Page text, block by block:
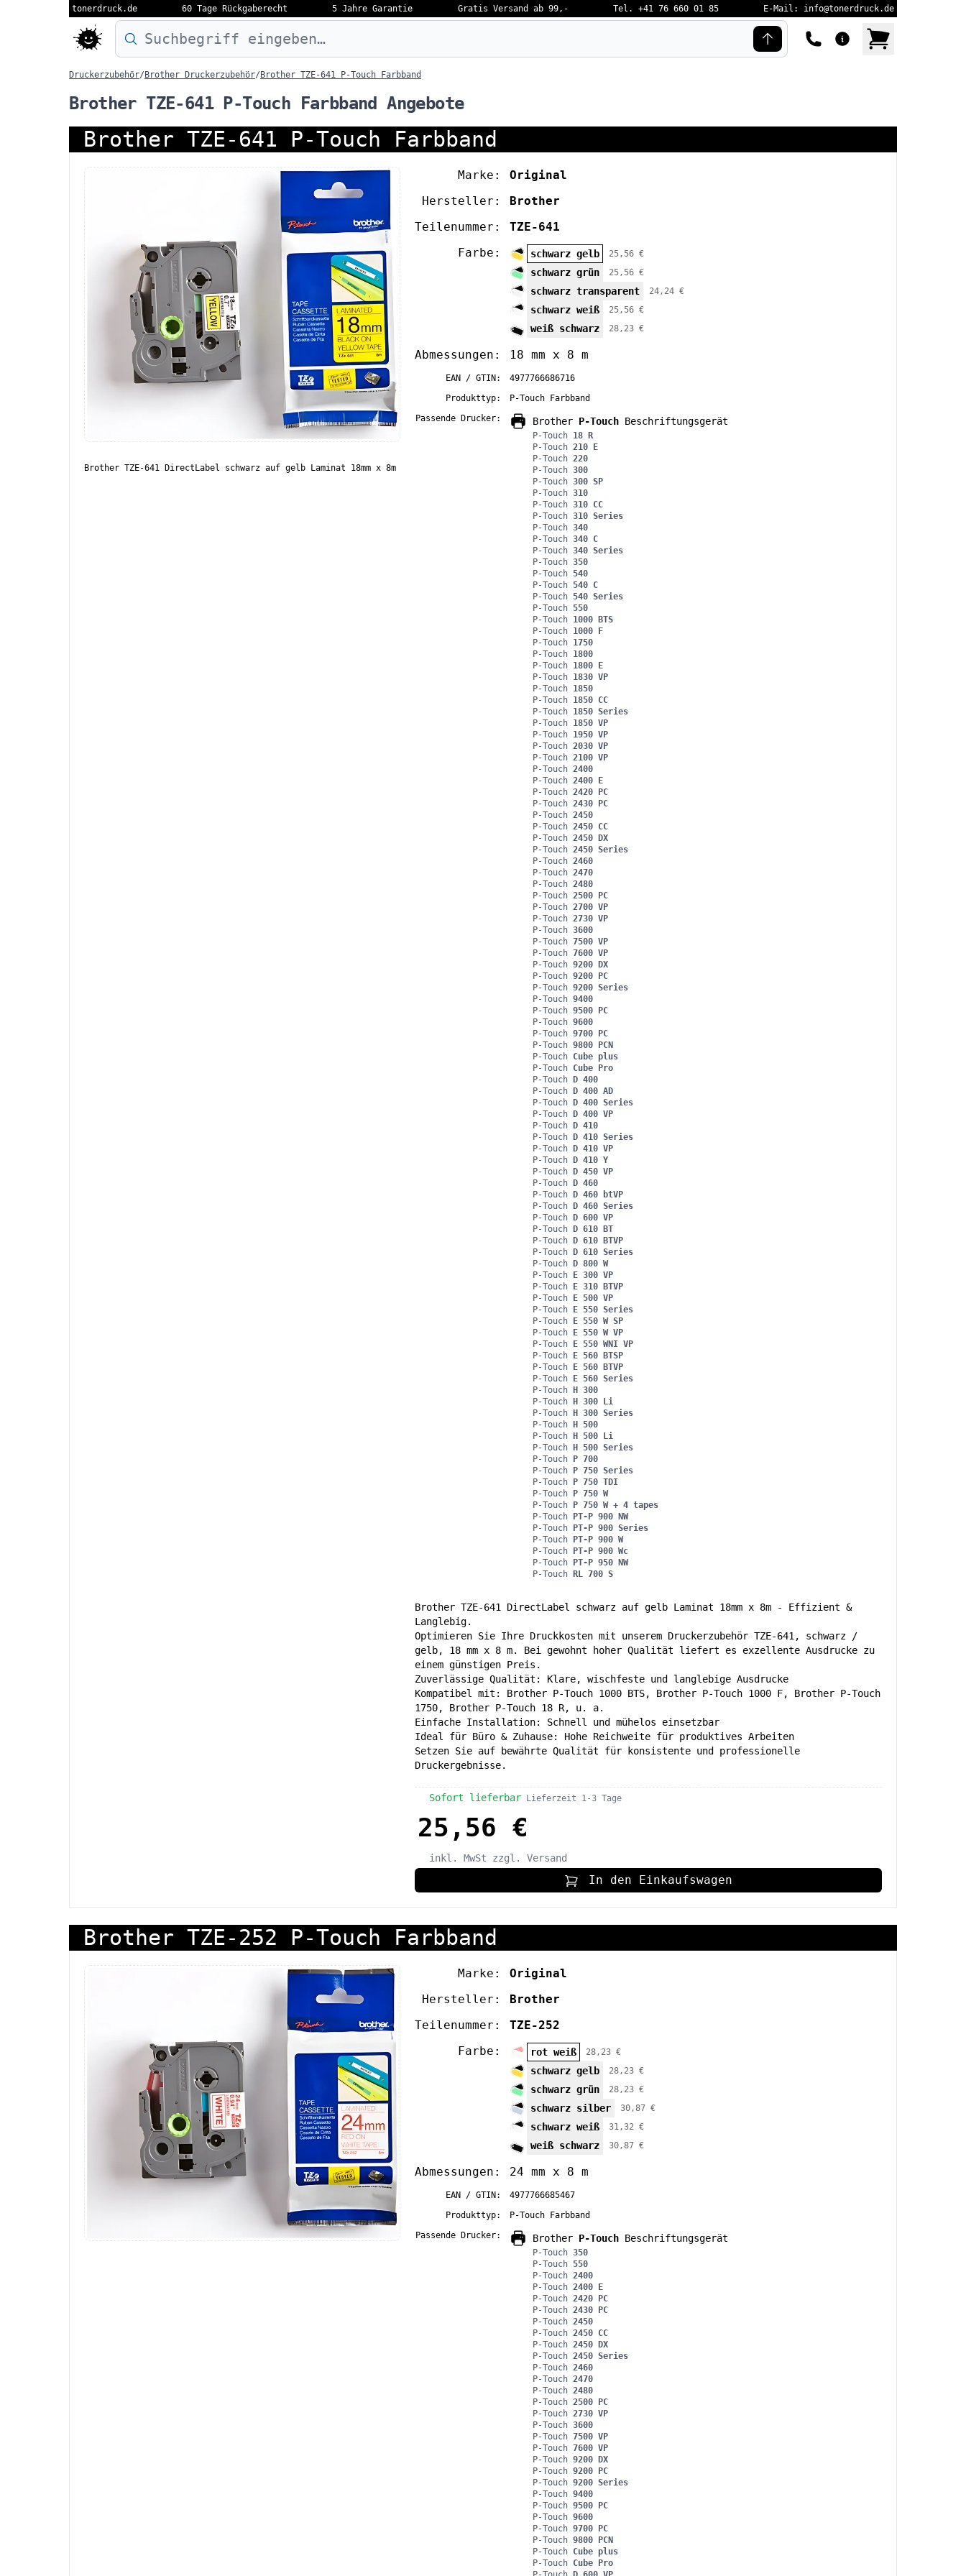
tonerdruck.de 60 Tage Rückgaberecht 5 Jahre Garantie Gratis Versand ab 99,- Tel. +41 76 660 01 85 E-Mail: info@tonerdruck.de
Druckermodell oder Produktnamen eingeben…
Druckerzubehör/ Brother Druckerzubehör/ Brother TZE-641 P-Touch Farbband
Brother TZE-641 P-Touch Farbband Angebote
Brother TZE-641 P-Touch Farbband
Brother TZE-641 DirectLabel schwarz auf gelb Laminat 18mm x 8m
Marke:
Original
Hersteller:
Brother
Teilenummer:
TZE-641
Farbe:
schwarz gelb 25,56 €
schwarz grün 25,56 €
schwarz transparent 24,24 €
schwarz weiß 25,56 €
weiß schwarz 28,23 €
Abmessungen: 18 mm x 8 m
EAN / GTIN:
4977766686716
Produkttyp:
P-Touch Farbband
Passende Drucker:
Brother P-Touch Beschriftungsgerät
P-Touch 18 R
P-Touch 210 E
P-Touch 220
P-Touch 300
P-Touch 300 SP
P-Touch 310
P-Touch 310 CC
P-Touch 310 Series
P-Touch 340
P-Touch 340 C
P-Touch 340 Series
P-Touch 350
P-Touch 540
P-Touch 540 C
P-Touch 540 Series
P-Touch 550
P-Touch 1000 BTS
P-Touch 1000 F
P-Touch 1750
P-Touch 1800
P-Touch 1800 E
P-Touch 1830 VP
P-Touch 1850
P-Touch 1850 CC
P-Touch 1850 Series
P-Touch 1850 VP
P-Touch 1950 VP
P-Touch 2030 VP
P-Touch 2100 VP
P-Touch 2400
P-Touch 2400 E
P-Touch 2420 PC
P-Touch 2430 PC
P-Touch 2450
P-Touch 2450 CC
P-Touch 2450 DX
P-Touch 2450 Series
P-Touch 2460
P-Touch 2470
P-Touch 2480
P-Touch 2500 PC
P-Touch 2700 VP
P-Touch 2730 VP
P-Touch 3600
P-Touch 7500 VP
P-Touch 7600 VP
P-Touch 9200 DX
P-Touch 9200 PC
P-Touch 9200 Series
P-Touch 9400
P-Touch 9500 PC
P-Touch 9600
P-Touch 9700 PC
P-Touch 9800 PCN
P-Touch Cube plus
P-Touch Cube Pro
P-Touch D 400
P-Touch D 400 AD
P-Touch D 400 Series
P-Touch D 400 VP
P-Touch D 410
P-Touch D 410 Series
P-Touch D 410 VP
P-Touch D 410 Y
P-Touch D 450 VP
P-Touch D 460
P-Touch D 460 btVP
P-Touch D 460 Series
P-Touch D 600 VP
P-Touch D 610 BT
P-Touch D 610 BTVP
P-Touch D 610 Series
P-Touch D 800 W
P-Touch E 300 VP
P-Touch E 310 BTVP
P-Touch E 500 VP
P-Touch E 550 Series
P-Touch E 550 W SP
P-Touch E 550 W VP
P-Touch E 550 WNI VP
P-Touch E 560 BTSP
P-Touch E 560 BTVP
P-Touch E 560 Series
P-Touch H 300
P-Touch H 300 Li
P-Touch H 300 Series
P-Touch H 500
P-Touch H 500 Li
P-Touch H 500 Series
P-Touch P 700
P-Touch P 750 Series
P-Touch P 750 TDI
P-Touch P 750 W
P-Touch P 750 W + 4 tapes
P-Touch PT-P 900 NW
P-Touch PT-P 900 Series
P-Touch PT-P 900 W
P-Touch PT-P 900 Wc
P-Touch PT-P 950 NW
P-Touch RL 700 S
Brother TZE-641 DirectLabel schwarz auf gelb Laminat 18mm x 8m - Effizient &
Langlebig.
Optimieren Sie Ihre Druckkosten mit unserem Druckerzubehör TZE-641, schwarz /
gelb, 18 mm x 8 m. Bei gewohnt hoher Qualität liefert es exzellente Ausdrucke zu
einem günstigen Preis.
Zuverlässige Qualität: Klare, wischfeste und langlebige Ausdrucke
Kompatibel mit: Brother P-Touch 1000 BTS, Brother P-Touch 1000 F, Brother P-Touch
1750, Brother P-Touch 18 R, u. a.
Einfache Installation: Schnell und mühelos einsetzbar
Ideal für Büro & Zuhause: Hohe Reichweite für produktives Arbeiten
Setzen Sie auf bewährte Qualität für konsistente und professionelle
Druckergebnisse.
Sofort lieferbar Lieferzeit 1-3 Tage
25,56 €
inkl. MwSt zzgl. Versand
In den Einkaufswagen
Brother TZE-252 P-Touch Farbband
Marke:
Original
Hersteller:
Brother
Teilenummer:
TZE-252
Farbe:
rot weiß 28,23 €
schwarz gelb 28,23 €
schwarz grün 28,23 €
schwarz silber 30,87 €
schwarz weiß 31,32 €
weiß schwarz 30,87 €
Abmessungen: 24 mm x 8 m
EAN / GTIN:
4977766685467
Produkttyp:
P-Touch Farbband
Passende Drucker:
Brother P-Touch Beschriftungsgerät
P-Touch 350
P-Touch 550
P-Touch 2400
P-Touch 2400 E
P-Touch 2420 PC
P-Touch 2430 PC
P-Touch 2450
P-Touch 2450 CC
P-Touch 2450 DX
P-Touch 2450 Series
P-Touch 2460
P-Touch 2470
P-Touch 2480
P-Touch 2500 PC
P-Touch 2730 VP
P-Touch 3600
P-Touch 7500 VP
P-Touch 7600 VP
P-Touch 9200 DX
P-Touch 9200 PC
P-Touch 9200 Series
P-Touch 9400
P-Touch 9500 PC
P-Touch 9600
P-Touch 9700 PC
P-Touch 9800 PCN
P-Touch Cube plus
P-Touch Cube Pro